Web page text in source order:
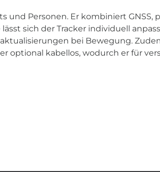
Personen. Er kombiniert GNSS,
sich der Tracker individuell
bei Bewegung.
optional kabellos, wodurch er für